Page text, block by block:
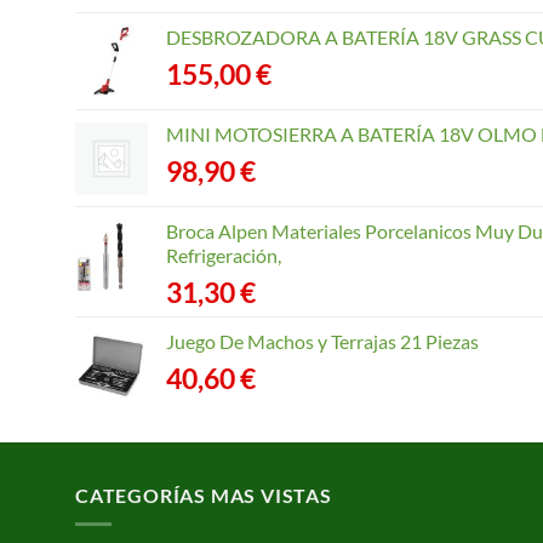
DESBROZADORA A BATERÍA 18V GRASS
155,00€
MINI MOTOSIERRA A BATERÍA 18V OLMO
98,90€
Broca Alpen Materiales Porcelanicos Muy
Refrigeración,
31,30€
Juego De Machos y Terrajas 21 Piezas
40,60€
CATEGORÍAS MAS VISTAS